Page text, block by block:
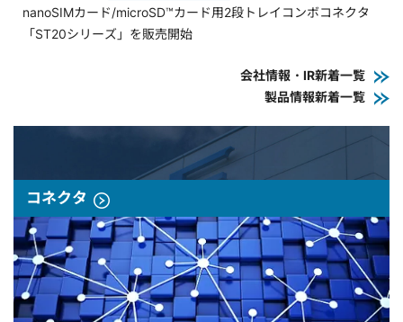
nanoSIMカード/microSD™カード用2段トレイコンボコネクタ
「ST20シリーズ」を販売開始
会社情報・IR新着一覧
製品情報新着一覧
コネクタ